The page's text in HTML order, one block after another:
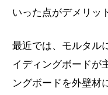
いった点がデメリッ
最近では、モルタル
イディングボードが
ングボードを外壁材